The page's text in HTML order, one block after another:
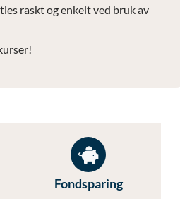
raskt og enkelt ved bruk av
Fondsparing